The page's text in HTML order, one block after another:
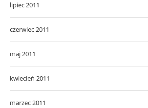
lipiec 2011
czerwiec 2011
maj 2011
kwiecień 2011
marzec 2011